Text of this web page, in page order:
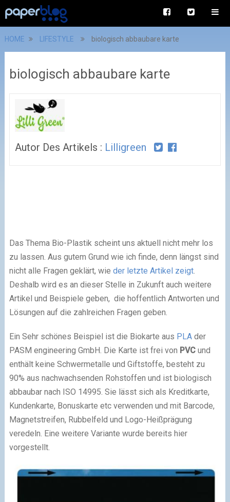
HOME LIFESTYLE biologisch abbaubare karte
biologisch abbaubare karte
Autor Des Artikels : Lilligreen
Das Thema Bio-Plastik scheint uns aktuell nicht mehr los
zu lassen. Aus gutem Grund wie ich finde, denn längst sind
nicht alle Fragen geklärt, wie der letzte Artikel zeigt.
Deshalb wird es an dieser Stelle in Zukunft auch weitere
Artikel und Beispiele geben, die hoffentlich Antworten und
Lösungen auf die zahlreichen Fragen geben.
Ein Sehr schönes Beispiel ist die Biokarte aus PLAder
PASM engineering GmbH. Die Karte ist frei von PVCund
enthält keine Schwermetalle und Giftstoffe, besteht zu
90% aus nachwachsenden Rohstoffen und ist biologisch
abbaubar nach ISO 14995. Sie lässt sich als Kreditkarte,
Kundenkarte, Bonuskarte etc verwenden und mit Barcode,
Magnetstreifen, Rubbelfeld und Logo-Heißprägung
veredeln. Eine weitere Variante wurde bereits hier
vorgestellt.